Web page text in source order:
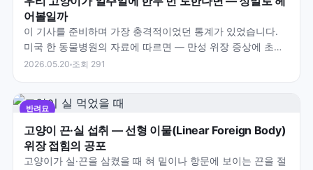
어볼일까
이 기사를 준비하며 가장 충격적이었던 통계가 있었습니다.
미국 한 동물병원의 자료에 따르면 — 만성 위장 증상에 초음
파에서 장벽 비후가 보인 고양이 99%가 병리 소견을…
2026.05.20 조회 291
반려묘
고양이 끈·실 섭취 — 선형 이물(Linear Foreign Body)
위장 접힘의 공포
고양이가 실·끈을 삼켰을 때 혀 밑이나 항문에 보이는 끈을 절